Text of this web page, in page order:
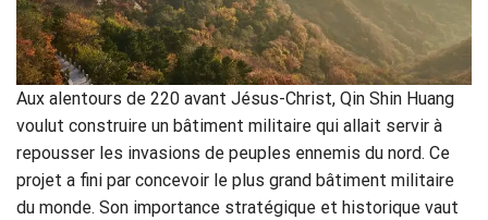
Aux alentours de 220 avant Jésus-Christ, Qin Shin Huang
voulut construire un bâtiment militaire qui allait servir à
repousser les invasions de peuples ennemis du nord. Ce
projet a fini par concevoir le plus grand bâtiment militaire
du monde. Son importance stratégique et historique vaut